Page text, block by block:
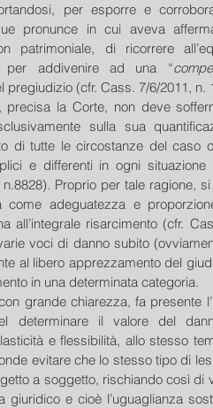
per esporre e
pronunce in cui aveva
patrimoniale, di ricorrere
per addivenire ad una “
pregiudizio (cfr. Cass. 7/6/2011, n.
precisa la Corte, non deve
sulla sua
di tutte le circostanze del caso
e differenti in ogni situazione
Proprio per tale ragione,
come adeguatezza e
all’integrale risarcimento (cfr.
voci di danno subito
al libero apprezzamento del
in una determinata categoria.
grande chiarezza, fa presente
determinare il valore del
e flessibilità, allo stesso
evitare che lo stesso tipo di
a soggetto, rischiando così di
giuridico e cioè l’uguaglianza